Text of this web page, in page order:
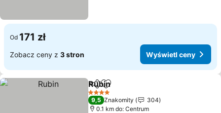
Od 171 zł
Zobacz ceny z 3 stron Wyświetl ceny
UdostępnijDodaj do ulubionych
Rubin
4 Kategoria
9,5 Znakomity
304
0.1 km do: Centrum